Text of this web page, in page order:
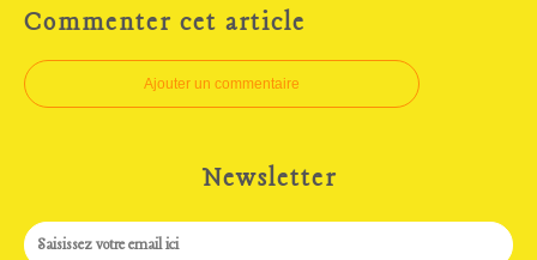
Commenter cet article
Ajouter un commentaire
Newsletter